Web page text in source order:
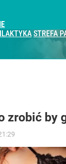
STREFA
zrobić by